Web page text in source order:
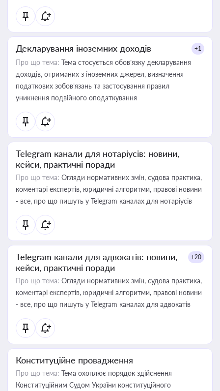
Декларування іноземних доходів +1
Про що тема: Тема стосується обов’язку декларування
доходів, отриманих з іноземних джерел, визначення
податкових зобов’язань та застосування правил
уникнення подвійного оподаткування
Telegram канали для нотаріусів: новини,
кейси, практичні поради
Про що тема: Огляди нормативних змін, судова практика,
коментарі експертів, юридичні алгоритми, правові новини
- все, про що пишуть у Telegram каналах для нотаріусів
Telegram канали для адвокатів: новини,
кейси, практичні поради
+20
Про що тема: Огляди нормативних змін, судова практика,
коментарі експертів, юридичні алгоритми, правові новини
- все, про що пишуть у Telegram каналах для адвокатів
Конституційне провадження
Про що тема: Тема охоплює порядок здійснення
Конституційним Судом України конституційного